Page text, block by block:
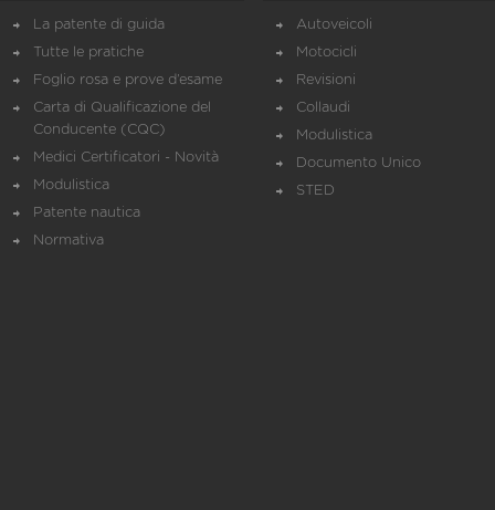
La patente di guida
Tutte le pratiche
Foglio rosa e prove d’esame
Carta di Qualificazione del
Conducente (CQC)
Medici Certificatori - Novità
Modulistica
Patente nautica
Normativa
Autoveicoli
Motocicli
Revisioni
Collaudi
Modulistica
Documento Unico
STED